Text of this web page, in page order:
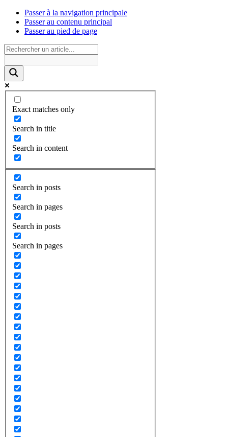
Passer à la navigation principale
Passer au contenu principal
Passer au pied de page
Exact matches only
Search in title
Search in content
Search in posts
Search in pages
Search in posts
Search in pages